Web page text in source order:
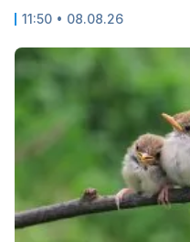
11:50 • 08.08.26